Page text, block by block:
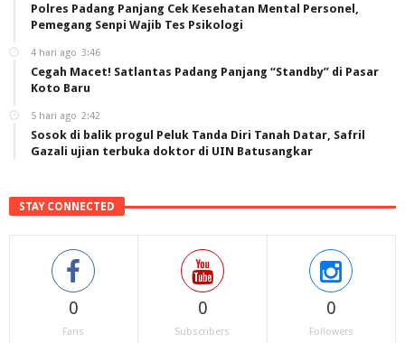
Polres Padang Panjang Cek Kesehatan Mental Personel,
Pemegang Senpi Wajib Tes Psikologi
4 hari ago 3:46
Cegah Macet! Satlantas Padang Panjang “Standby” di Pasar
Koto Baru
5 hari ago 2:42
Sosok di balik progul Peluk Tanda Diri Tanah Datar, Safril
Gazali ujian terbuka doktor di UIN Batusangkar
STAY CONNECTED
0
Fans
0
Subscribers
0
Followers